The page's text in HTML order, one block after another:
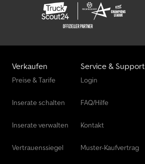
Verkaufen
Preise & Tarife
Inserate schalten
Inserate verwalten
Vertrauenssiegel
Service & Support
Login
FAQ/Hilfe
Kontakt
Muster-Kaufvertrag